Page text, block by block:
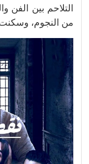
التلاحم بين
من النجوم،